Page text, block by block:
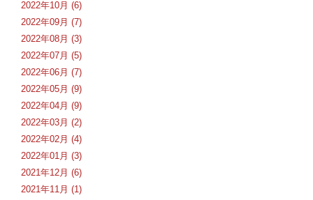
2022年10月 (6)
2022年09月 (7)
2022年08月 (3)
2022年07月 (5)
2022年06月 (7)
2022年05月 (9)
2022年04月 (9)
2022年03月 (2)
2022年02月 (4)
2022年01月 (3)
2021年12月 (6)
2021年11月 (1)